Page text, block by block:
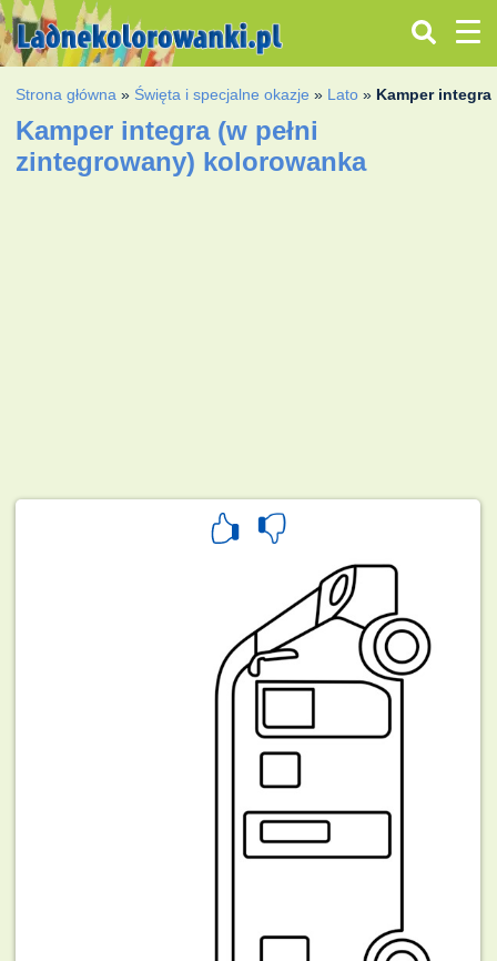
Strona główna » Święta i specjalne okazje » Lato » Kamper integra
Kamper integra (w pełni
zintegrowany) kolorowanka